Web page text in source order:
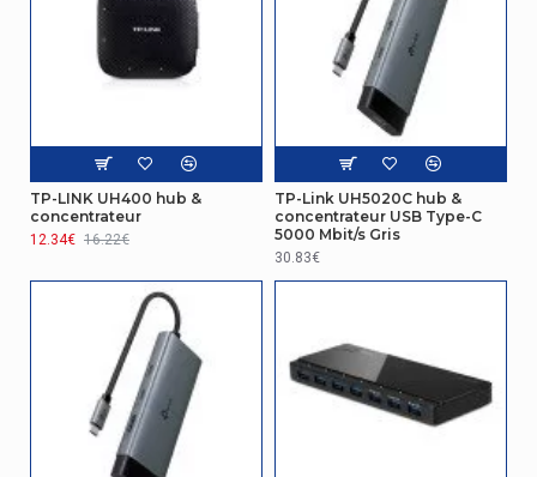
transfert de
1000 Mbit/s
d'exploitation
Mac OS X 10.10 Yosemite, Mac OS X 10.11 El
Capitan, Mac OS X 10.5 Leopard, Mac OS X
10.6 Snow Leopard, Mac OS X 10.7 Lion, Mac
OS X 10.8 Mountain Lion, Mac OS X 10.9
Mavericks
Windows 10 Education,Windows 10
Education x64,Windows 10
Enterprise,Windows 10 Enterprise
x64,Windows 10 Pro,Windows 10 Pro
x64,Windows 7 Enterprise,Windows 7
Enterprise x64,Windows 7 Home
Basic,Windows 7 Home Basic x64,Windows 7
Home Premium,Windows 7 Home Premium
x64,Windows 7 Professional,Windows 7
TP-LINK UH400 hub &
concentrateur
12.34€ 16.22€
TP-Link UH5020C hub &
concentrateur USB Type-C
5000 Mbit/s Gris
30.83€